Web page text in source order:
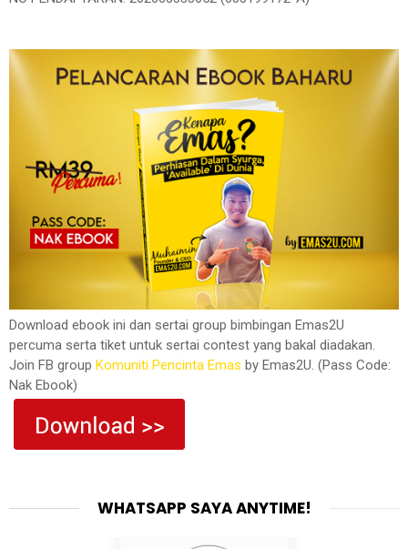
Download ebook ini dan sertai group bimbingan Emas2U
percuma serta tiket untuk sertai contest yang bakal diadakan.
Join FB group Komuniti Pencinta Emas by Emas2U. (Pass Code:
Nak Ebook)
WHATSAPP SAYA ANYTIME!